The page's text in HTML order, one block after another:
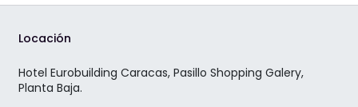
Locación
Hotel Eurobuilding Caracas, Pasillo Shopping Galery,
Planta Baja.